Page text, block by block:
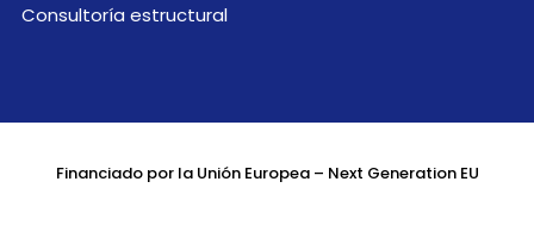
Consultoría estructural
Financiado por la Unión Europea – Next Generation EU